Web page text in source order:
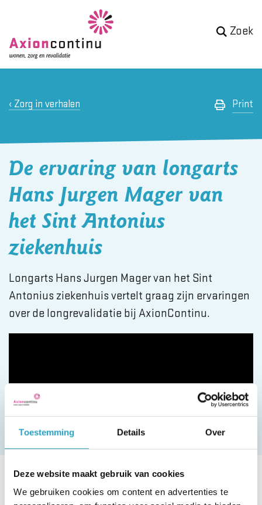
Toestemming Details Over
Deze website maakt gebruik van cookies
We gebruiken cookies om content en advertenties te
Zoek
Zorg in verhalen Print
De ervaring van longarts
Hans Jurgen Mager van
het Sint Antonius
ziekenhuis
Longarts Hans Jurgen Mager van het Sint
Antonius ziekenhuis vertelt graag zijn ervaringen
over de longrevalidatie bij AxionContinu.